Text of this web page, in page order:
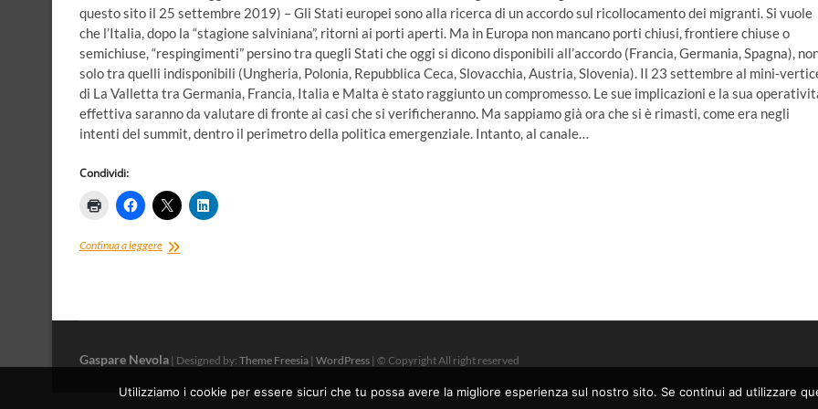
questo sito il 25 settembre 2019) – Gli Stati europei sono alla ricerca di un accordo sul ricollocamento dei migranti. Si vuole
che l’Italia, dopo la “stagione salviniana”, ritorni ai porti aperti. Ma in Europa non mancano porti chiusi, frontiere chiuse o
semichiuse, “respingimenti” persino tra quegli Stati che oggi si dicono disponibili all’accordo (Francia, Germania, Spagna),
solo tra quelli indisponibili (Ungheria, Polonia, Repubblica Ceca, Slovacchia, Austria, Slovenia). Il 23 settembre al mini-
di La Valletta tra Germania, Francia, Italia e Malta è stato raggiunto un compromesso. Le sue implicazioni e la sua
effettiva saranno da valutare di fronte ai casi che si verificheranno. Ma sappiamo già ora che si è rimasti, come era negli
intenti del summit, dentro il perimetro della politica emergenziale. Intanto, al canale…
Condividi:
Continua a leggereMondo
il
umanesimo
Gaspare Nevola | Designed by: Theme Freesia | WordPress | © Copyright All right reserved
Utilizziamo i cookie per essere sicuri che tu possa avere la migliore esperienza sul nostro sito. Se continui ad utilizzare